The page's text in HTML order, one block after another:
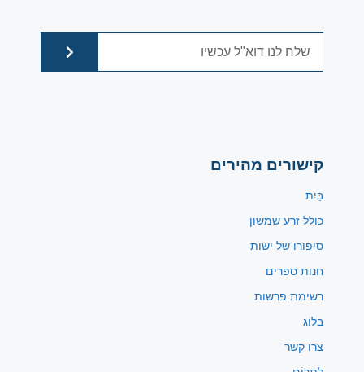
קישורים מהירים
בַּיִת
כולל זרע שמשון
סיפורו של ישות
חנות ספרים
רשימת פרשות
בלוג
צרו קשר